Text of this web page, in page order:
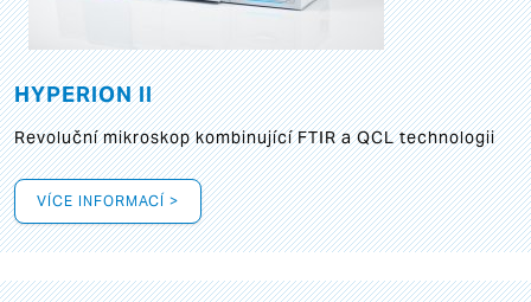
HYPERION II
Revoluční mikroskop kombinující FTIR a QCL technologii
VÍCE INFORMACÍ >